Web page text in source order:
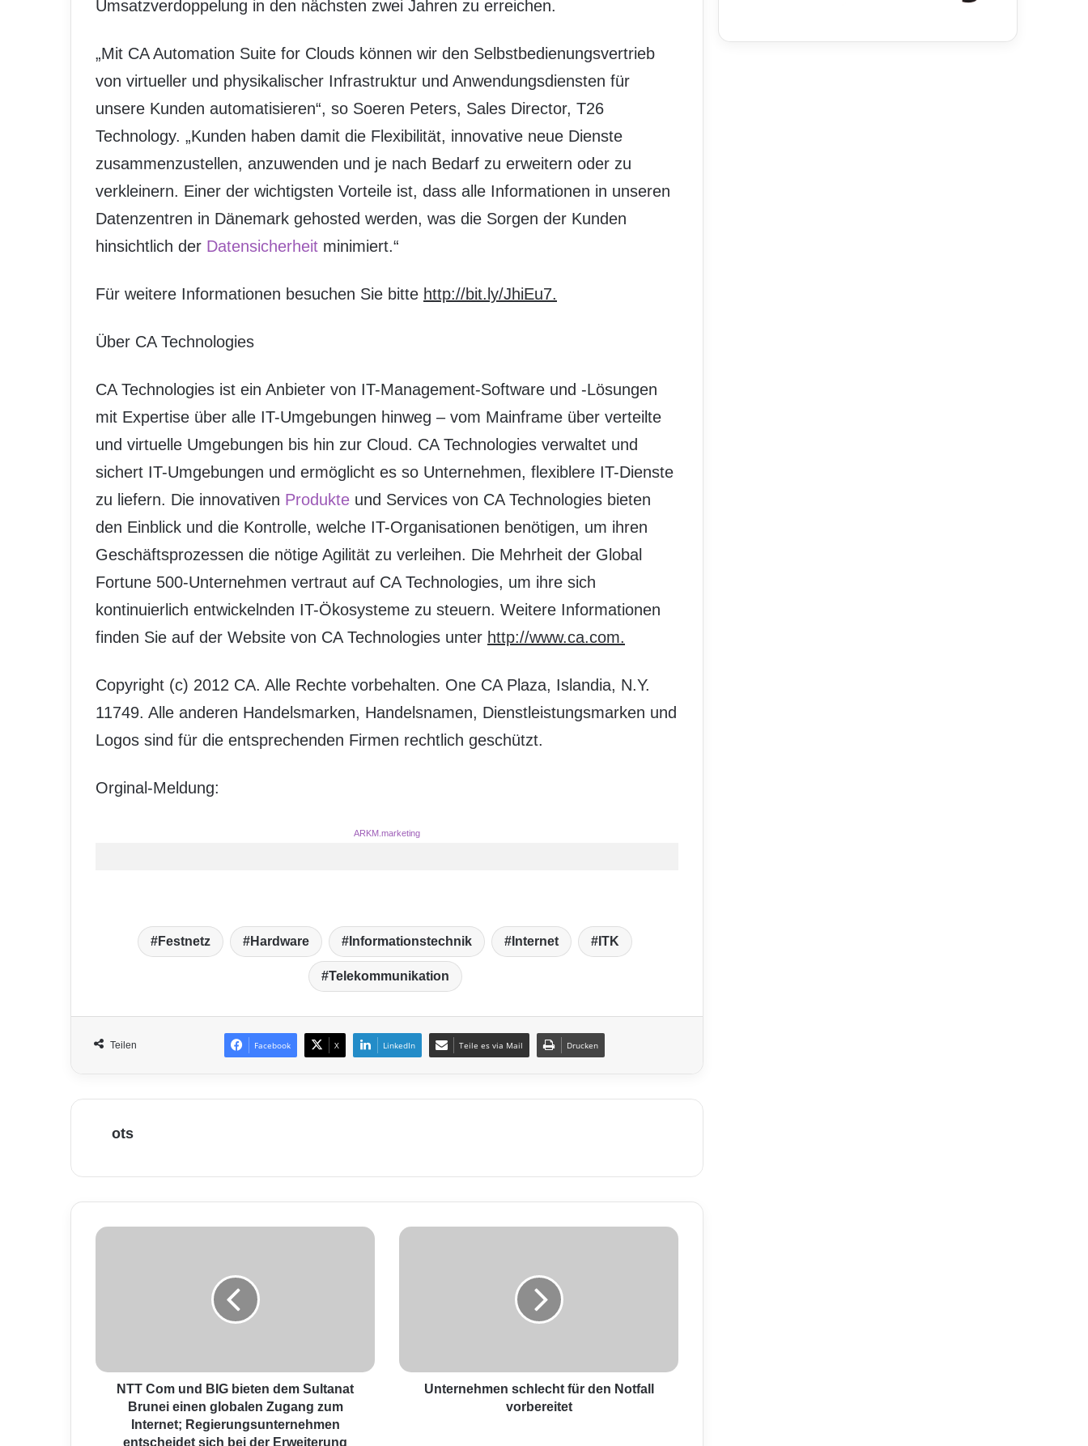
Umsatzverdoppelung in den nächsten zwei Jahren zu erreichen.
„Mit CA Automation Suite for Clouds können wir den Selbstbedienungsvertrieb
von virtueller und physikalischer Infrastruktur und Anwendungsdiensten für
unsere Kunden automatisieren“, so Soeren Peters, Sales Director, T26
Technology. „Kunden haben damit die Flexibilität, innovative neue Dienste
zusammenzustellen, anzuwenden und je nach Bedarf zu erweitern oder zu
verkleinern. Einer der wichtigsten Vorteile ist, dass alle Informationen in unseren
Datenzentren in Dänemark gehosted werden, was die Sorgen der Kunden
hinsichtlich der Datensicherheit minimiert.“
Für weitere Informationen besuchen Sie bitte http://bit.ly/JhiEu7.
Über CA Technologies
CA Technologies ist ein Anbieter von IT-Management-Software und -Lösungen
mit Expertise über alle IT-Umgebungen hinweg – vom Mainframe über verteilte
und virtuelle Umgebungen bis hin zur Cloud. CA Technologies verwaltet und
sichert IT-Umgebungen und ermöglicht es so Unternehmen, flexiblere IT-Dienste
zu liefern. Die innovativen Produkte und Services von CA Technologies bieten
den Einblick und die Kontrolle, welche IT-Organisationen benötigen, um ihren
Geschäftsprozessen die nötige Agilität zu verleihen. Die Mehrheit der Global
Fortune 500-Unternehmen vertraut auf CA Technologies, um ihre sich
kontinuierlich entwickelnden IT-Ökosysteme zu steuern. Weitere Informationen
finden Sie auf der Website von CA Technologies unter http://www.ca.com.
Copyright (c) 2012 CA. Alle Rechte vorbehalten. One CA Plaza, Islandia, N.Y.
11749. Alle anderen Handelsmarken, Handelsnamen, Dienstleistungsmarken und
Logos sind für die entsprechenden Firmen rechtlich geschützt.
Orginal-Meldung:
ARKM.marketing
Festnetz Hardware Informationstechnik Internet ITK
Telekommunikation
Teilen Facebook X LinkedIn Teile es via Mail Drucken
ots
N
d
NTT Com und BIG bieten dem Sultanat
Brunei einen globalen Zugang zum
Internet; Regierungsunternehmen
entscheidet sich bei der Erweiterung
U
m
Unternehmen schlecht für den Notfall
vorbereitet